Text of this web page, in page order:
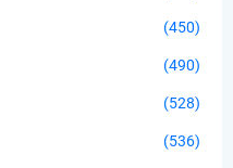
(450)
(490)
(528)
(536)